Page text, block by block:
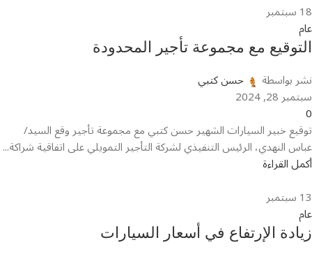
18سبتمبر
عام
التوقيع مع مجموعة تأجير المحدودة
نشر بواسطة حسن كتبي
سبتمبر 28, 2024
0
توقيع خبير السيارات الشهير حسن كتبي مع مجموعة تأجير وقع السيد/
عباس النهدي، الرئيس التنفيذي لشركة التأجير التمويلي على اتفاقية شراكة...
أكمل القراءة
13سبتمبر
عام
زيادة الإرتفاع في أسعار السيارات